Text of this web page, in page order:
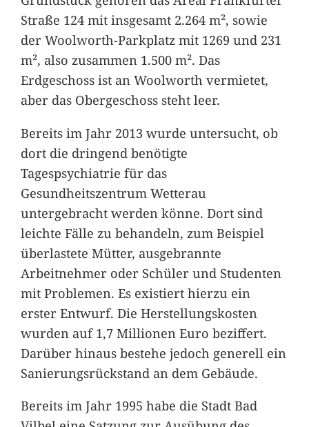
Straße 124 mit insgesamt 2.264 m², sowie
der Woolworth-Parkplatz mit 1269 und 231
m², also zusammen 1.500 m². Das
Erdgeschoss ist an Woolworth vermietet,
aber das Obergeschoss steht leer.
Bereits im Jahr 2013 wurde untersucht, ob
dort die dringend benötigte
Tagespsychiatrie für das
Gesundheitszentrum Wetterau
untergebracht werden könne. Dort sind
leichte Fälle zu behandeln, zum Beispiel
überlastete Mütter, ausgebrannte
Arbeitnehmer oder Schüler und Studenten
mit Problemen. Es existiert hierzu ein
erster Entwurf. Die Herstellungskosten
wurden auf 1,7 Millionen Euro beziffert.
Darüber hinaus bestehe jedoch generell ein
Sanierungsrückstand an dem Gebäude.
Bereits im Jahr 1995 habe die Stadt Bad